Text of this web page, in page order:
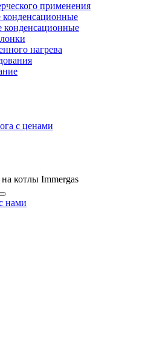
применения
конденсационные
нагрева
с ценами
котлы Immergas
нами